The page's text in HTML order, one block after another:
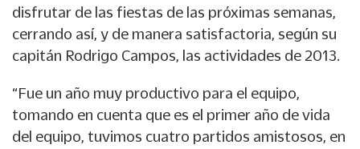
disfrutar de las fiestas de las próximas semanas,
cerrando así, y de manera satisfactoria, según su
capitán Rodrigo Campos, las actividades de 2013.
“Fue un año muy productivo para el equipo,
tomando en cuenta que es el primer año de vida
del equipo, tuvimos cuatro partidos amistosos, en